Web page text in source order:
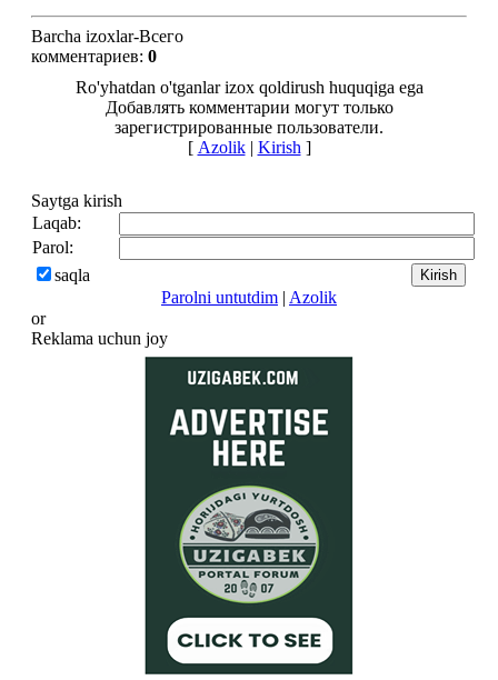
Barcha izoxlar-Всего
комментариев: 0
Ro'yhatdan o'tganlar izox qoldirush huquqiga ega
Добавлять комментарии могут только
зарегистрированные пользователи.
[ Azolik| Kirish ]
Saytga kirish
Laqab:
Parol:
saqla
Parolni untutdim | Azolik
or
Reklama uchun joy